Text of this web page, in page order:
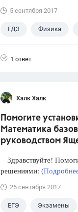
5 сентября 2017
ГДЗ Физика
1 ответ
Халк Халк
Помогите
Математика
руководством
Здравствуйте!
решениями: (
25 сентября 2017
ЕГЭ Экзамены